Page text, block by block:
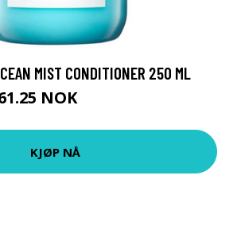
MIST CONDITIONER 250 ML
NOK
KJØP NÅ